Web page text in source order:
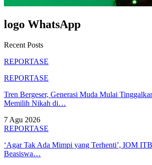
logo WhatsApp
Recent Posts
REPORTASE
REPORTASE
Tren Bergeser, Generasi Muda Mulai
Memilih Nikah di…
7 Agu 2026
REPORTASE
‘Agar Tak Ada Mimpi yang Terhenti’, IOM
Beasiswa…